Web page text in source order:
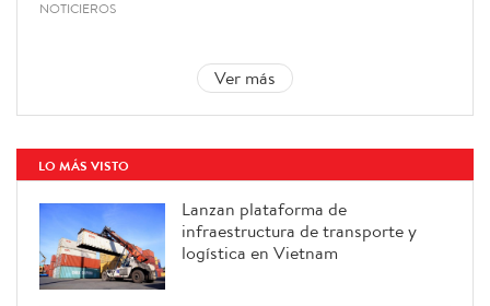
NOTICIEROS
Ver más
LO MÁS VISTO
Lanzan plataforma de
infraestructura de transporte y
logística en Vietnam